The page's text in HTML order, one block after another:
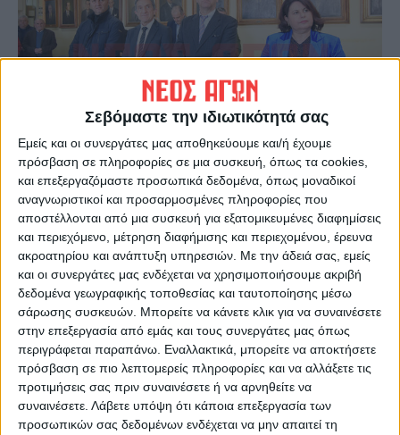
Σεβόμαστε την ιδιωτικότητά σας
Εμείς και οι συνεργάτες μας αποθηκεύουμε και/ή έχουμε
πρόσβαση σε πληροφορίες σε μια συσκευή, όπως τα cookies,
και επεξεργαζόμαστε προσωπικά δεδομένα, όπως μοναδικοί
αναγνωριστικοί και προσαρμοσμένες πληροφορίες που
αποστέλλονται από μια συσκευή για εξατομικευμένες διαφημίσεις
και περιεχόμενο, μέτρηση διαφήμισης και περιεχομένου, έρευνα
ακροατηρίου και ανάπτυξη υπηρεσιών. Με την άδειά σας, εμείς
και οι συνεργάτες μας ενδέχεται να χρησιμοποιήσουμε ακριβή
δεδομένα γεωγραφικής τοποθεσίας και ταυτοποίησης μέσω
σάρωσης συσκευών. Μπορείτε να κάνετε κλικ για να συναινέσετε
στην επεξεργασία από εμάς και τους συνεργάτες μας όπως
περιγράφεται παραπάνω. Εναλλακτικά, μπορείτε να αποκτήσετε
πρόσβαση σε πιο λεπτομερείς πληροφορίες και να αλλάξετε τις
προτιμήσεις σας πριν συναινέσετε ή να αρνηθείτε να
συναινέσετε. Λάβετε υπόψη ότι κάποια επεξεργασία των
προσωπικών σας δεδομένων ενδέχεται να μην απαιτεί τη